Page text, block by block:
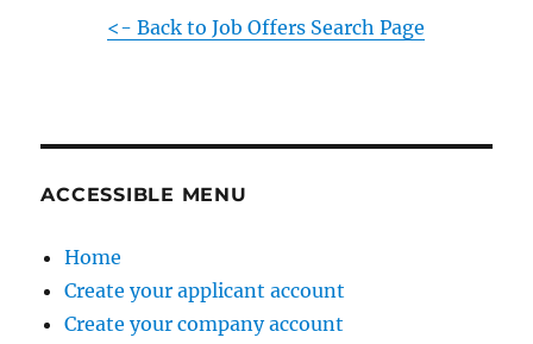
<- Back to Job Offers Search Page
ACCESSIBLE MENU
Home
Create your applicant account
Create your company account